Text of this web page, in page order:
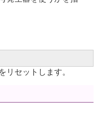
リセットします。